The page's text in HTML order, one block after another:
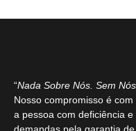
“Nada Sobre Nós. Sem
Nosso compromisso é com
a pessoa com deficiência